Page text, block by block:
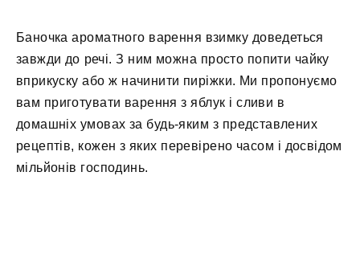
Баночка ароматного варення взимку доведеться
завжди до речі. З ним можна просто попити чайку
вприкуску або ж начинити пиріжки. Ми пропонуємо
вам приготувати варення з яблук і сливи в
домашніх умовах за будь-яким з представлених
рецептів, кожен з яких перевірено часом і досвідом
мільйонів господинь.